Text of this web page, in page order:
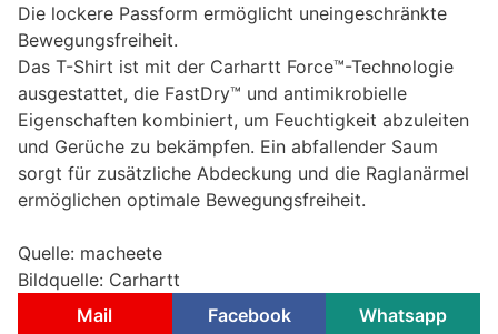
Die lockere Passform ermöglicht uneingeschränkte
Bewegungsfreiheit.
Das T-Shirt ist mit der Carhartt Force™-Technologie
ausgestattet, die FastDry™ und antimikrobielle
Eigenschaften kombiniert, um Feuchtigkeit abzuleiten
und Gerüche zu bekämpfen. Ein abfallender Saum
sorgt für zusätzliche Abdeckung und die Raglanärmel
ermöglichen optimale Bewegungsfreiheit.
Quelle: macheete
Bildquelle: Carhartt
Mail
Facebook Whatsapp